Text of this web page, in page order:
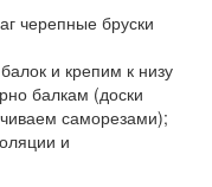
черепные бруски
и крепим к низу
балкам (доски
саморезами);
и